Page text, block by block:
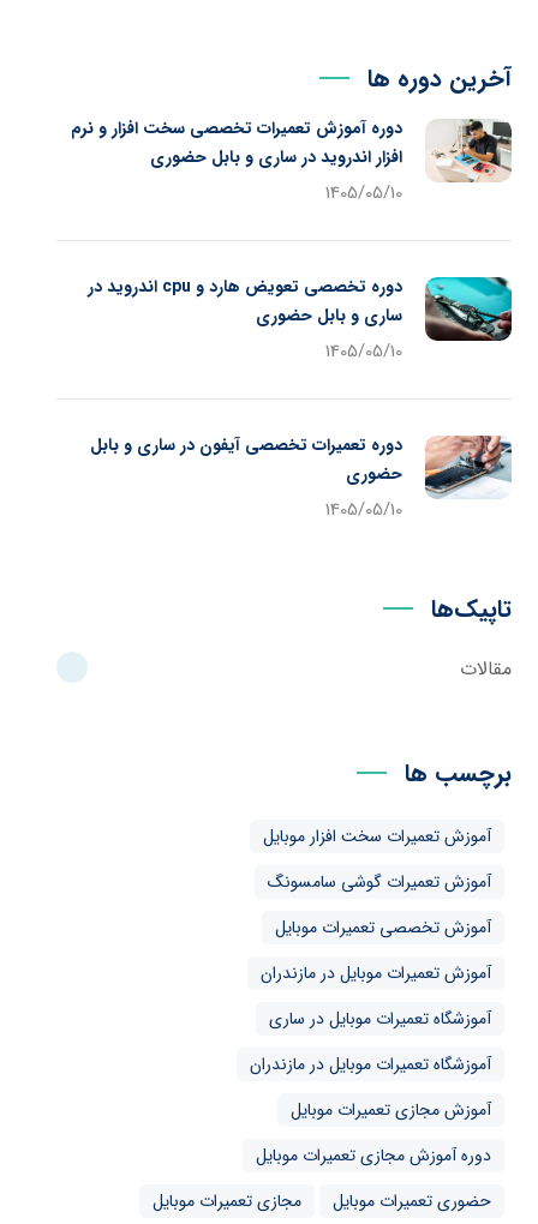
آخرین دوره ها
دوره آموزش تعمیرات تخصصی سخت افزار و نرم
افزار اندروید در ساری و بابل حضوری
1405/05/10
دوره تخصصی تعویض هارد و cpu اندروید در
ساری و بابل حضوری
1405/05/10
دوره تعمیرات تخصصی آیفون در ساری و بابل
حضوری
1405/05/10
تاپیک‌ها
مقالات
برچسب ها
آموزش تعمیرات سخت افزار موبایل
آموزش تعمیرات گوشی سامسونگ
آموزش تخصصی تعمیرات موبایل
آموزش تعمیرات موبایل در مازندران
آموزشگاه تعمیرات موبایل در ساری
آموزشگاه تعمیرات موبایل در مازندران
آموزش مجازی تعمیرات موبایل
دوره آموزش مجازی تعمیرات موبایل
حضوری تعمیرات موبایل
مجازی تعمیرات موبایل